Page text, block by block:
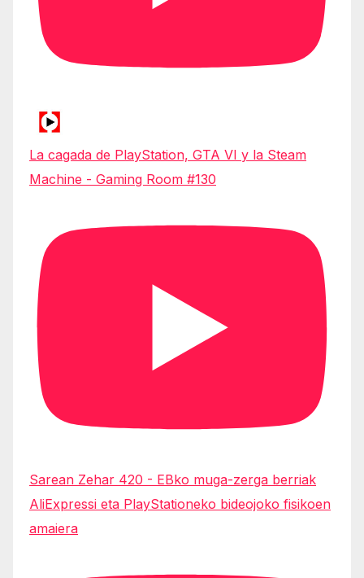
La cagada de PlayStation, GTA VI y la Steam
Machine - Gaming Room #130
Sarean Zehar 420 - EBko muga-zerga berriak
AliExpressi eta PlayStationeko bideojoko fisikoen
amaiera